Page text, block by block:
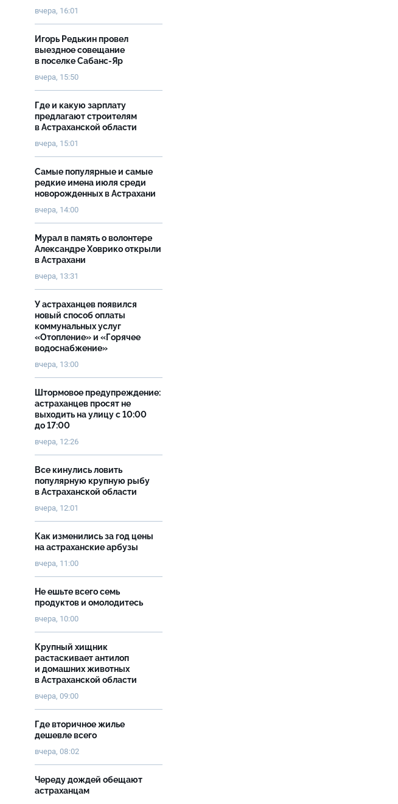
вчера, 16:01
Игорь Редькин провел
выездное совещание
в поселке Сабанс-Яр
вчера, 15:50
Где и какую зарплату
предлагают строителям
в Астраханской области
вчера, 15:01
Самые популярные и самые
редкие имена июля среди
новорожденных в Астрахани
вчера, 14:00
Мурал в память о волонтере
Александре Ховрико открыли
в Астрахани
вчера, 13:31
У астраханцев появился
новый способ оплаты
коммунальных услуг
«Отопление» и «Горячее
водоснабжение»
вчера, 13:00
Штормовое предупреждение:
астраханцев просят не
выходить на улицу с 10:00
до 17:00
вчера, 12:26
Все кинулись ловить
популярную крупную рыбу
в Астраханской области
вчера, 12:01
Как изменились за год цены
на астраханские арбузы
вчера, 11:00
Не ешьте всего семь
продуктов и омолодитесь
вчера, 10:00
Крупный хищник
растаскивает антилоп
и домашних животных
в Астраханской области
вчера, 09:00
Где вторичное жилье
дешевле всего
вчера, 08:02
Череду дождей обещают
астраханцам